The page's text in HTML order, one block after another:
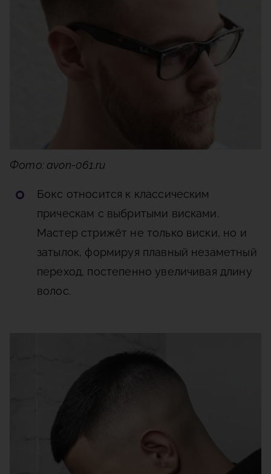
Фото: avon-061.ru
Бокс относится к классическим
прическам с выбритыми висками.
Мастер стрижёт не только виски, но и
затылок, формируя плавный незаметный
переход, постепенно увеличивая длину
волос.